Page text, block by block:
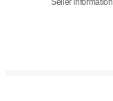
Seller Information